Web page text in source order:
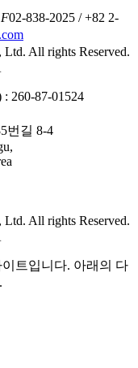
F02-838-2025 / +82 2-
All rights Reserved.
260-87-01524
번길 8-4
All rights Reserved.
트입니다. 아래의 다